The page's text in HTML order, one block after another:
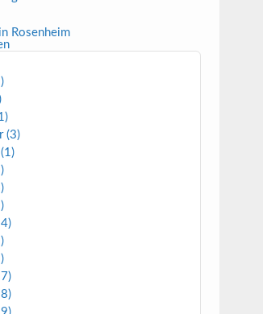
Rosenheim
(3)
(1)